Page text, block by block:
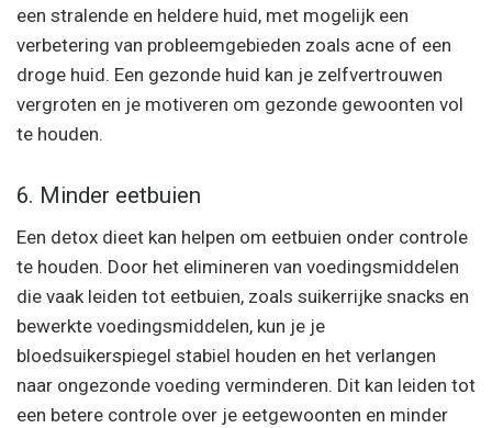
een stralende en heldere huid, met mogelijk een
verbetering van probleemgebieden zoals acne of een
droge huid. Een gezonde huid kan je zelfvertrouwen
vergroten en je motiveren om gezonde gewoonten vol
te houden.
6. Minder eetbuien
Een detox dieet kan helpen om eetbuien onder controle
te houden. Door het elimineren van voedingsmiddelen
die vaak leiden tot eetbuien, zoals suikerrijke snacks en
bewerkte voedingsmiddelen, kun je je
bloedsuikerspiegel stabiel houden en het verlangen
naar ongezonde voeding verminderen. Dit kan leiden tot
een betere controle over je eetgewoonten en minder